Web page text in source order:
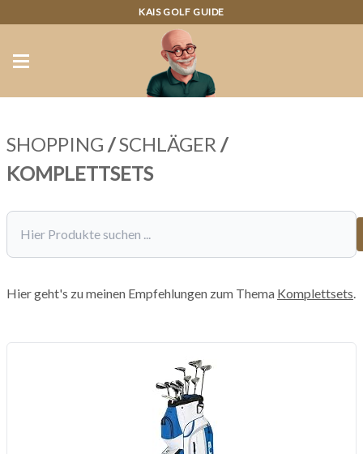
KAIS GOLF GUIDE
SHOPPING /SCHLÄGER /
KOMPLETTSETS
Hier geht's zu meinen Empfehlungen zum Thema Komplettsets.